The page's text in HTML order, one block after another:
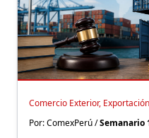
Comercio Exterior,
Por: ComexPerú /Semanario